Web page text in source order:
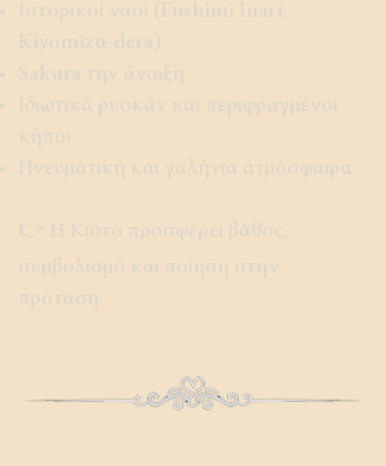
Ιστορικοί ναοί (Fushimi Inari,
Kiyomizu-dera)
Sakura την άνοιξη
Ιδιωτικά ρυοκάν και περιφραγμένοι
κήποι
Πνευματική και γαλήνια ατμόσφαιρα
👉 Η Κιότο προσφέρει βάθος,
συμβολισμό και ποίηση στην
πρόταση.